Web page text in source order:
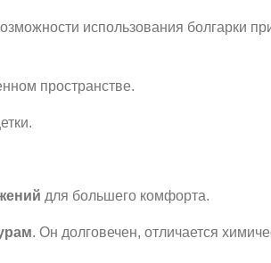
использования болгарки
пространстве.
для большего комфорта.
. Он долговечен, отличается